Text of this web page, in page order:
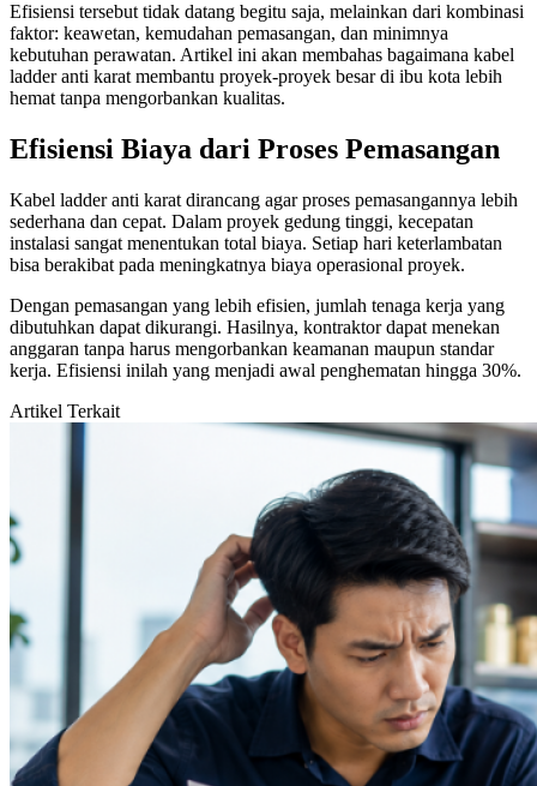
Efisiensi tersebut tidak datang begitu saja, melainkan dari kombinasi
faktor: keawetan, kemudahan pemasangan, dan minimnya
kebutuhan perawatan. Artikel ini akan membahas bagaimana kabel
ladder anti karat membantu proyek-proyek besar di ibu kota lebih
hemat tanpa mengorbankan kualitas.
Efisiensi Biaya dari Proses Pemasangan
Kabel ladder anti karat dirancang agar proses pemasangannya lebih
sederhana dan cepat. Dalam proyek gedung tinggi, kecepatan
instalasi sangat menentukan total biaya. Setiap hari keterlambatan
bisa berakibat pada meningkatnya biaya operasional proyek.
Dengan pemasangan yang lebih efisien, jumlah tenaga kerja yang
dibutuhkan dapat dikurangi. Hasilnya, kontraktor dapat menekan
anggaran tanpa harus mengorbankan keamanan maupun standar
kerja. Efisiensi inilah yang menjadi awal penghematan hingga 30%.
Artikel Terkait